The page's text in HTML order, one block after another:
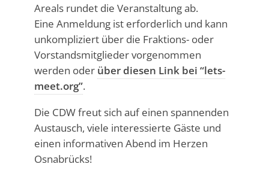
Areals rundet die Veranstaltung ab.
Eine Anmeldung ist erforderlich und kann
unkompliziert über die Fraktions- oder
Vorstandsmitglieder vorgenommen
werden oder über diesen Link bei “lets-
meet.org”.
Die CDW freut sich auf einen spannenden
Austausch, viele interessierte Gäste und
einen informativen Abend im Herzen
Osnabrücks!